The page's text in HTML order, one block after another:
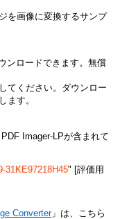
を画像に変換するサンプ
ンロードできます。無償
てください。ダウンロー
ます。
PDF Imager-LPが含まれて
31KE97218H45" [評価用
Converter」は、こちら